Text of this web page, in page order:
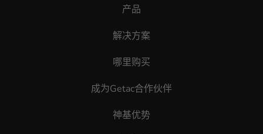
产品
解决方案
哪里购买
成为Getac合作伙伴
神基优势